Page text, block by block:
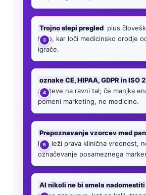
Trojno slepi pregled plus
tisto, kar loči medicinsko orodje
igrače.
oznake CE, HIPAA, GDPR in ISO
zahteve na ravni tal; če manjka
pomeni marketing, ne medicino.
Prepoznavanje vzorcev med
kjer leži prava klinična vrednost,
označevanje posameznega
AI nikoli ne bi smela nadomestiti